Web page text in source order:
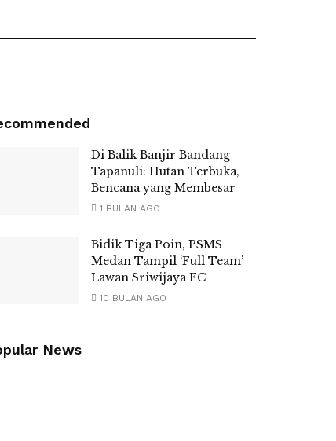
Di Balik Banjir Bandang
Tapanuli: Hutan Terbuka,
Bencana yang Membesar
1 BULAN AGO
Bidik Tiga Poin, PSMS
Medan Tampil ‘Full Team’
Lawan Sriwijaya FC
10 BULAN AGO
News